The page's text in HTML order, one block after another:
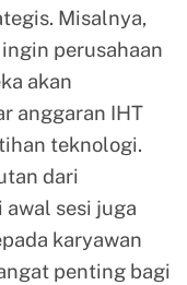
Misalnya,
perusahaan
akan
anggaran IHT
teknologi.
dari
awal sesi juga
karyawan
penting bagi